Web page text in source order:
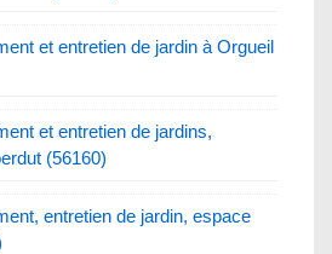
et entretien de jardin à Orgueil
et entretien de jardins,
(56160)
entretien de jardin, espace